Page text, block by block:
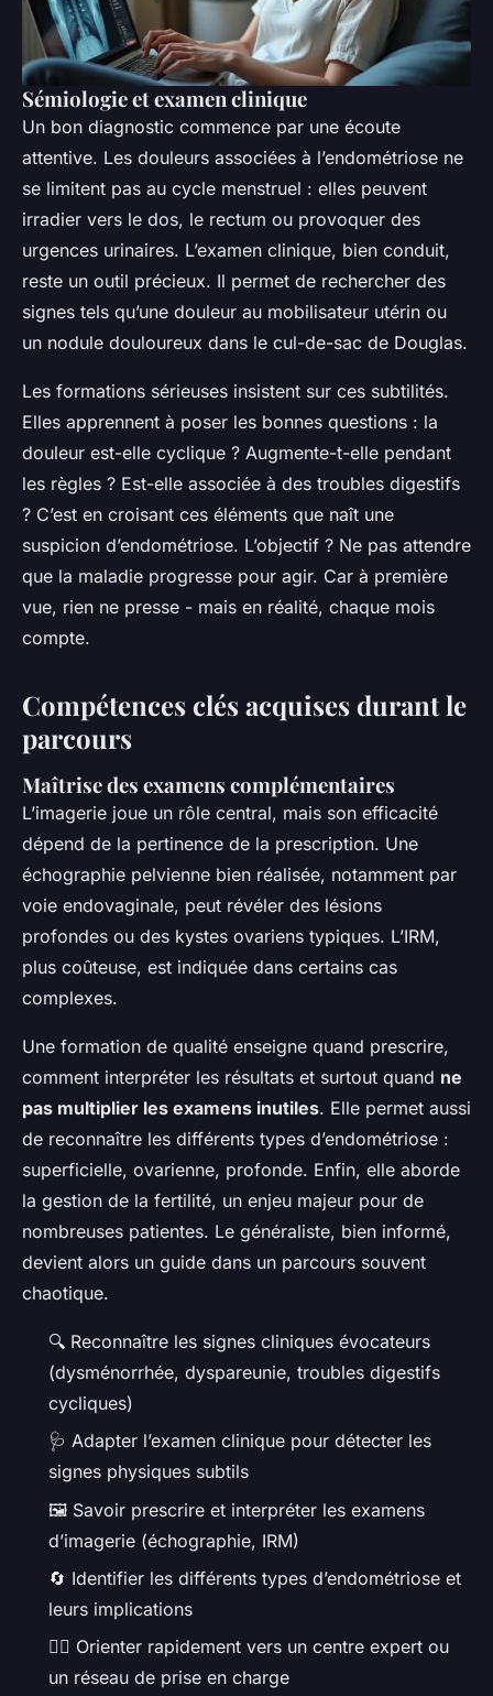
Sémiologie et examen clinique
Un bon diagnostic commence par une écoute
attentive. Les douleurs associées à l’endométriose ne
se limitent pas au cycle menstruel : elles peuvent
irradier vers le dos, le rectum ou provoquer des
urgences urinaires. L’examen clinique, bien conduit,
reste un outil précieux. Il permet de rechercher des
signes tels qu’une douleur au mobilisateur utérin ou
un nodule douloureux dans le cul-de-sac de Douglas.
Les formations sérieuses insistent sur ces subtilités.
Elles apprennent à poser les bonnes questions : la
douleur est-elle cyclique ? Augmente-t-elle pendant
les règles ? Est-elle associée à des troubles digestifs
? C’est en croisant ces éléments que naît une
suspicion d’endométriose. L’objectif ? Ne pas attendre
que la maladie progresse pour agir. Car à première
vue, rien ne presse - mais en réalité, chaque mois
compte.
Compétences clés acquises durant le
parcours
Maîtrise des examens complémentaires
L’imagerie joue un rôle central, mais son efficacité
dépend de la pertinence de la prescription. Une
échographie pelvienne bien réalisée, notamment par
voie endovaginale, peut révéler des lésions
profondes ou des kystes ovariens typiques. L’IRM,
plus coûteuse, est indiquée dans certains cas
complexes.
Une formation de qualité enseigne quand prescrire,
comment interpréter les résultats et surtout quand ne
pas multiplier les examens inutiles. Elle permet aussi
de reconnaître les différents types d’endométriose :
superficielle, ovarienne, profonde. Enfin, elle aborde
la gestion de la fertilité, un enjeu majeur pour de
nombreuses patientes. Le généraliste, bien informé,
devient alors un guide dans un parcours souvent
chaotique.
🔍 Reconnaître les signes cliniques évocateurs
(dysménorrhée, dyspareunie, troubles digestifs
cycliques)
🩺 Adapter l’examen clinique pour détecter les
signes physiques subtils
🖼️ Savoir prescrire et interpréter les examens
d’imagerie (échographie, IRM)
🔄 Identifier les différents types d’endométriose et
leurs implications
👩‍⚕️ Orienter rapidement vers un centre expert ou
un réseau de prise en charge